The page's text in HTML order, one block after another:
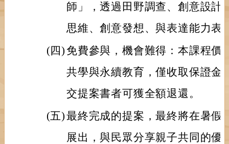
師」，透過田野調查、創意設計
思維、創意發想、與表達能力表
(四) 免費參與，機會難得：本課程價
共學與永續教育，僅收取保證金
交提案書者可獲全額退還。
(五)最終完成的提案，最終將在暑假
展出，與民眾分享親子共同的優